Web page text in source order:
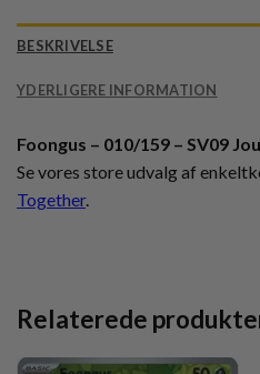
BESKRIVELSE
YDERLIGERE INFORMATION
Foongus – 010/159 – SV09
Se vores store udvalg af
Together.
Relaterede